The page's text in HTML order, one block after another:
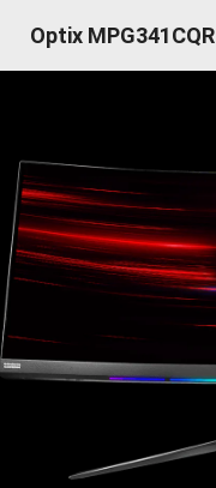
Optix MPG341CQR